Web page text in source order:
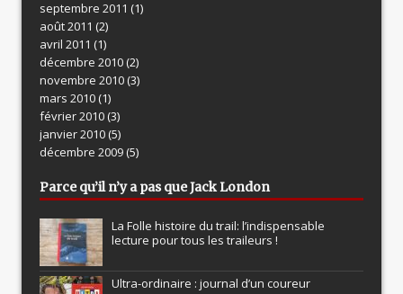
septembre 2011 (1)
août 2011 (2)
avril 2011 (1)
décembre 2010(2)
novembre 2010(3)
mars 2010(1)
février 2010(3)
janvier 2010(5)
décembre 2009(5)
Parce qu’il n’y a pas que Jack London
La Folle histoire du trail: l’indispensable
lecture pour tous les traileurs !
Ultra-ordinaire : journal d’un coureur